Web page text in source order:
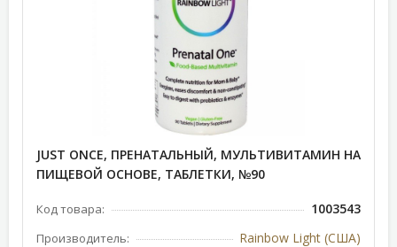
JUST ONCE, ПРЕНАТАЛЬНЫЙ, МУЛЬТИВИТАМИН НА
ПИЩЕВОЙ ОСНОВЕ, ТАБЛЕТКИ, №90
Код товара: 1003543
Производитель: Rainbow Light (США)